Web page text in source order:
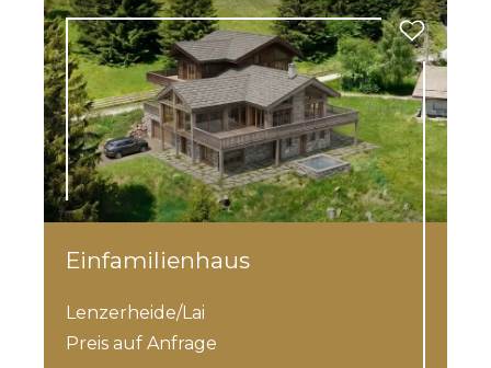
Einfamilienhaus
Lenzerheide/Lai
Preis auf Anfrage